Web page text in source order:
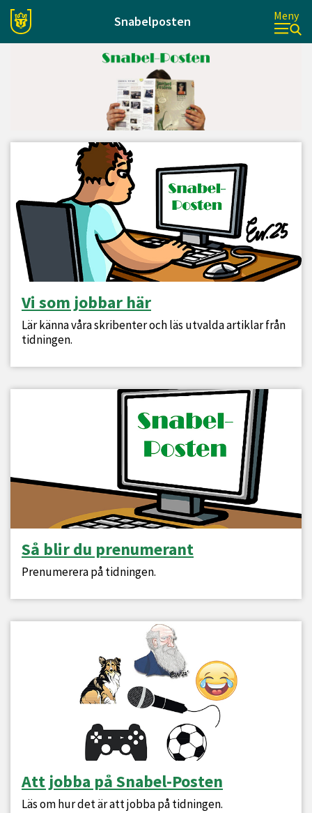
Snabelposten Meny
Vi som jobbar här
Lär känna våra skribenter och läs utvalda artiklar från
tidningen.
Så blir du prenumerant
Prenumerera på tidningen.
Att jobba på Snabel-Posten
Läs om hur det är att jobba på tidningen.